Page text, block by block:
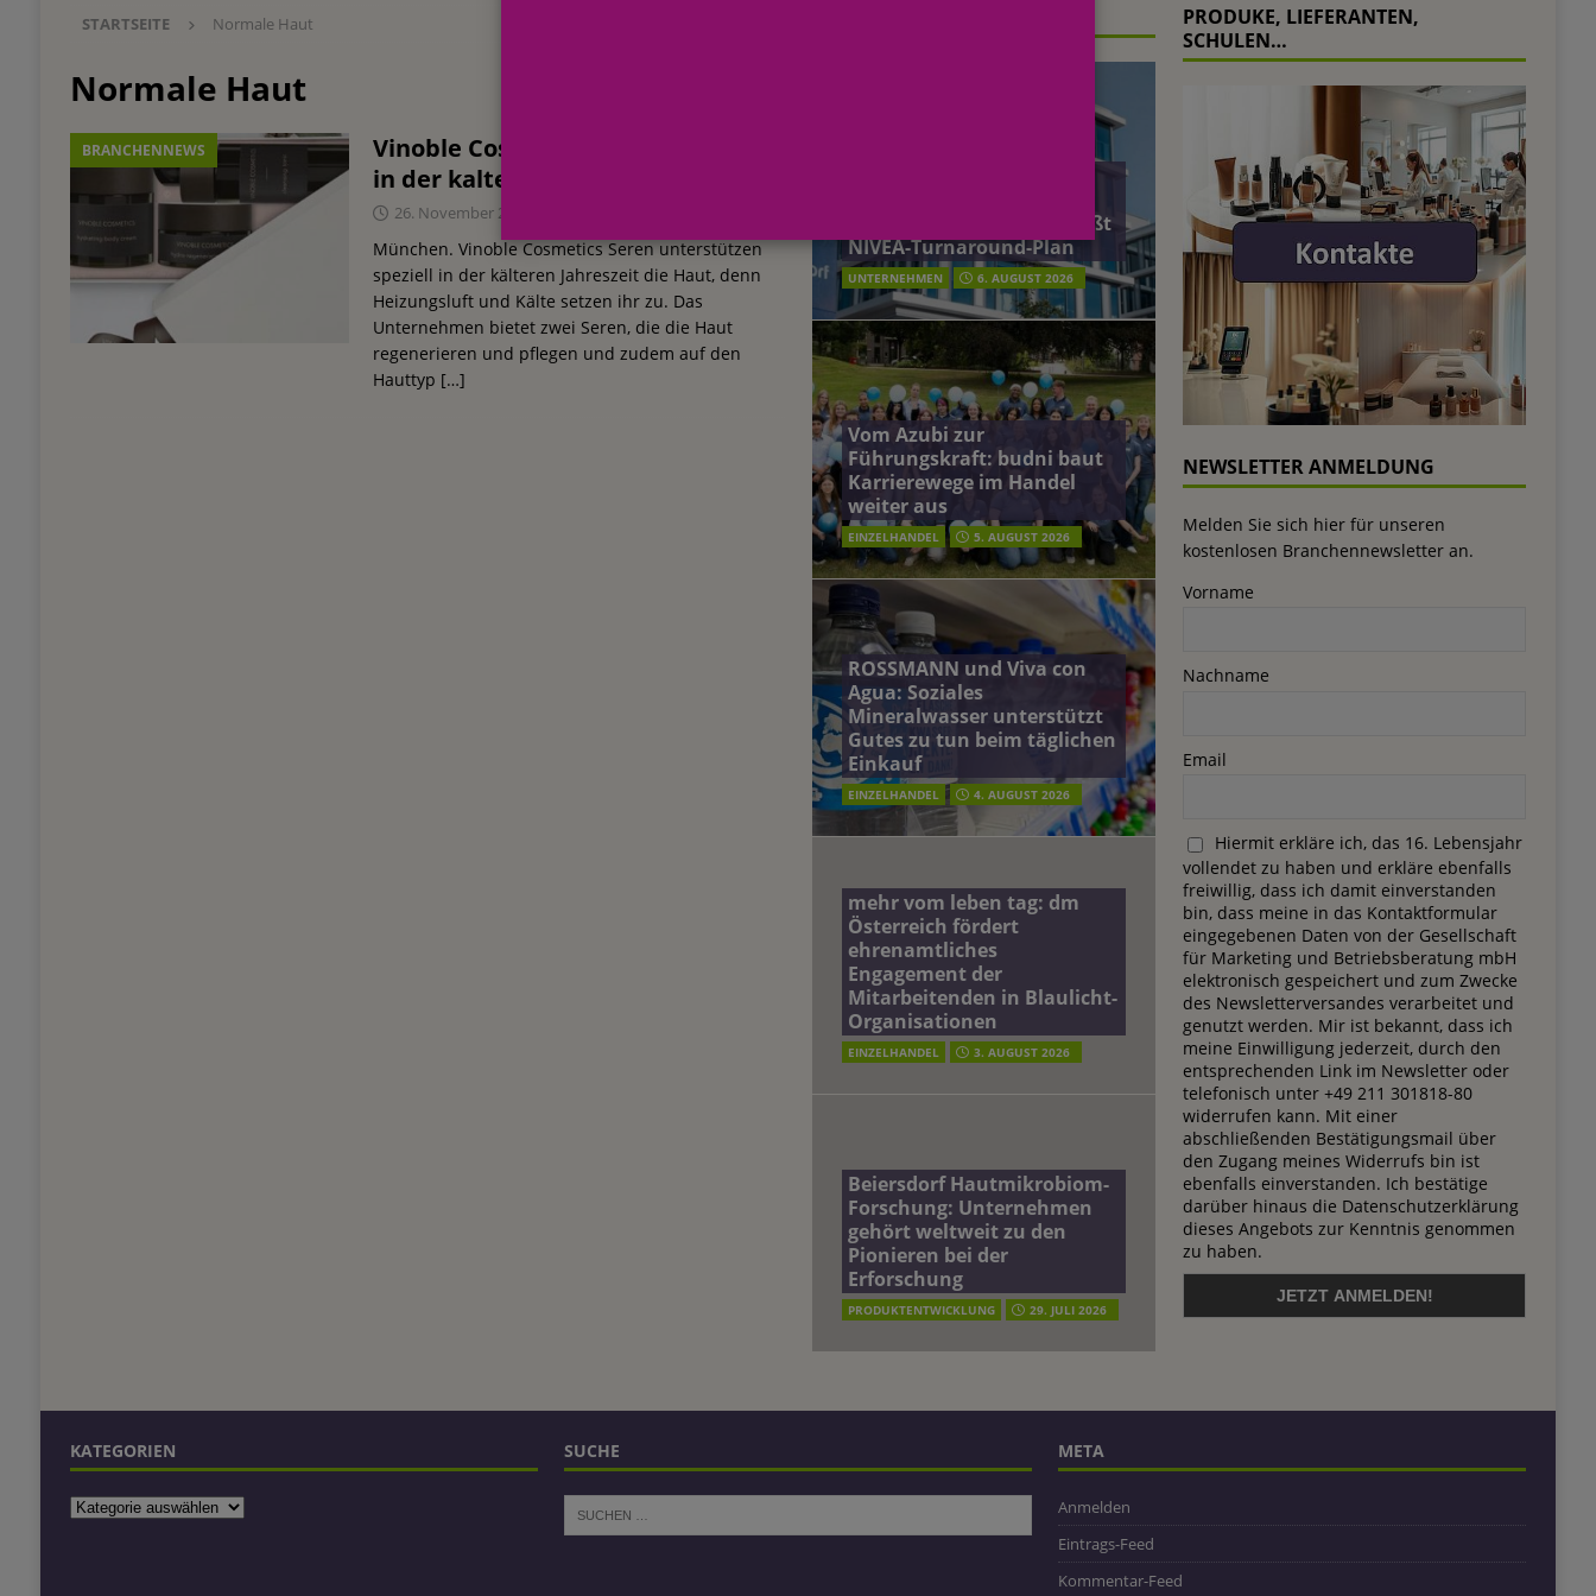
Einkauf
EINZELHANDEL
[ 3. August 2026 ]
[ 29. Juli 2026 ] Beiersdorf Hautmikrobiom-Forschung: Unternehmen gehört weltweit zu den Pionieren bei der
Erforschung
[ 6. August 2026 ]
Beiersdorf Jahresgeschäft 2026: Konzern passt Prognose an und beschließt NIVEA-Turnaround-Plan
STARTSEITE Normale Haut
Normale Haut
BRANCHENNEWS
Vinoble Cosmetics Seren schützen
in der kalten Jahreszeit
26. November 2019
München. Vinoble Cosmetics Seren unterstützen
speziell in der kälteren Jahreszeit die Haut, denn
Heizungsluft und Kälte setzen ihr zu. Das
Unternehmen bietet zwei Seren, die die Haut
regenerieren und pflegen und zudem auf den
Hauttyp […]
Prognose an und beschließt
NIVEA-Turnaround-Plan
UNTERNEHMEN 6. AUGUST 2026
Vom Azubi zur
Führungskraft: budni baut
Karrierewege im Handel
weiter aus
EINZELHANDEL 5. AUGUST 2026
ROSSMANN und Viva con
Agua: Soziales
Mineralwasser unterstützt
Gutes zu tun beim täglichen
Einkauf
EINZELHANDEL 4. AUGUST 2026
mehr vom leben tag: dm
Österreich fördert
ehrenamtliches
Engagement der
Mitarbeitenden in Blaulicht-
Organisationen
EINZELHANDEL 3. AUGUST 2026
Beiersdorf Hautmikrobiom-
Forschung: Unternehmen
gehört weltweit zu den
Pionieren bei der
Erforschung
PRODUKTENTWICKLUNG 29. JULI 2026
PRODUKE, LIEFERANTEN,
SCHULEN…
NEWSLETTER ANMELDUNG
Melden Sie sich hier für unseren
kostenlosen Branchennewsletter an.
Vorname
Nachname
Email
Hiermit erkläre ich, das 16. Lebensjahr
vollendet zu haben und erkläre ebenfalls
freiwillig, dass ich damit einverstanden
bin, dass meine in das Kontaktformular
eingegebenen Daten von der Gesellschaft
für Marketing und Betriebsberatung mbH
elektronisch gespeichert und zum Zwecke
des Newsletterversandes verarbeitet und
genutzt werden. Mir ist bekannt, dass ich
meine Einwilligung jederzeit, durch den
entsprechenden Link im Newsletter oder
telefonisch unter +49 211 301818-80
widerrufen kann. Mit einer
abschließenden Bestätigungsmail über
den Zugang meines Widerrufs bin ist
ebenfalls einverstanden. Ich bestätige
darüber hinaus die Datenschutzerklärung
dieses Angebots zur Kenntnis genommen
zu haben.
KATEGORIEN SUCHE META
Anmelden
Eintrags-Feed
Kommentar-Feed